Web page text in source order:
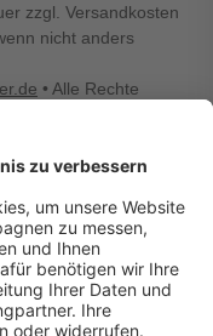
zzgl. Versandkosten
nicht anders
• Alle Rechte
für Ihr Office
Druckerzubehör
oder Ihr
genau
unter anderem Tinte
– großer sowie
Fachhandel für